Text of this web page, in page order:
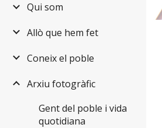
Qui som
Allò que hem fet
Coneix el poble
Arxiu fotogràfic
Gent del poble i vida
quotidiana